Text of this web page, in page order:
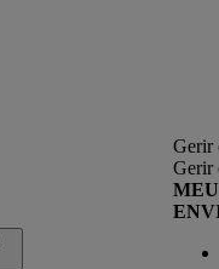
Gerir
Gerir